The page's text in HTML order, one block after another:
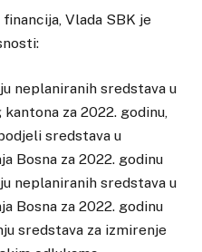
Vlada SBK je
neplaniranih sredstava u
za 2022. godinu,
sredstava u
Bosna za 2022. godinu
neplaniranih sredstava u
Bosna za 2022. godinu
sredstava za izmirenje